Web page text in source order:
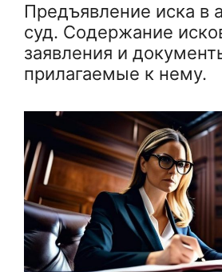
Предъявление иска в
суд. Содержание
заявления и
прилагаемые к нему.